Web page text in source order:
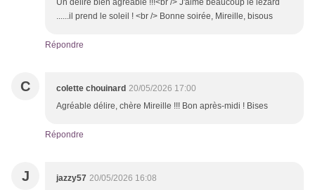
Un délire bien agréable !!!<br /> J'aime beaucoup le lézard
......il prend le soleil ! <br /> Bonne soirée, Mireille, bisous
Répondre
C colette chouinard 20/05/2026 17:00
Agréable délire, chère Mireille !!! Bon après-midi ! Bises
Répondre
J jazzy57 20/05/2026 16:08